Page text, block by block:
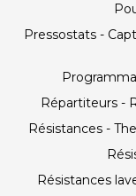
Pressostats -
Répartiteurs -
Résistances -
Résistances